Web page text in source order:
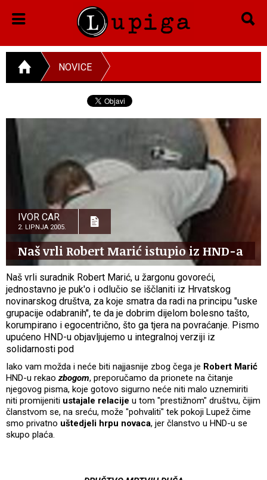
NOVICE
IVOR CAR
2. LIPNJA 2005.
Naš vrli Robert Marić istupio iz HND-a
Naš vrli suradnik Robert Marić, u žargonu govoreći,
jednostavno je puk'o i odlučio se iščlaniti iz Hrvatskog
novinarskog društva, za koje smatra da radi na principu "uske
grupacije odabranih", te da je dobrim dijelom bolesno tašto,
korumpirano i egocentrično, što ga tjera na povraćanje. Pismo
upućeno HND-u objavljujemo u integralnoj verziji iz
solidarnosti pod
Iako vam možda i neće biti najjasnije zbog čega je Robert Marić
HND-u rekaozbogom, preporučamo da prionete na čitanje
njegovog pisma, koje gotovo sigurno neće niti malo uznemiriti
niti promijeniti ustajale relacije u tom "prestižnom" društvu, čijim
članstvom se, na sreću, može "pohvaliti" tek pokoji Lupež čime
smo privatno uštedjeli hrpu novaca, jer članstvo u HND-u se
skupo plaća.